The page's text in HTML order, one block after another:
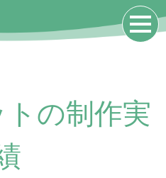
の制作実